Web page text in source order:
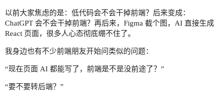
以前大家焦虑的是：低代码会不会干掉前端？后来变成：
ChatGPT 会不会干掉前端？再后来，Figma 截个图，AI 直接生成
React 页面，很多人心态彻底绷不住了。
我身边也有不少前端朋友开始问类似的问题：
“现在页面 AI 都能写了，前端是不是没前途了？”
“要不要转后端？”